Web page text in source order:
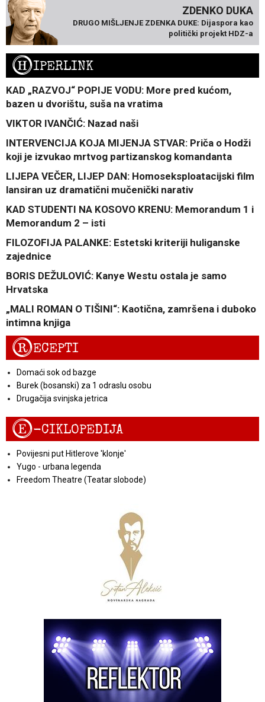
ZDENKO DUKA
DRUGO MIŠLJENJE ZDENKA DUKE: Dijaspora kao
politički projekt HDZ-a
HIPERLINK
KAD „RAZVOJ“ POPIJE VODU: More pred kućom,
bazen u dvorištu, suša na vratima
VIKTOR IVANČIĆ: Nazad naši
INTERVENCIJA KOJA MIJENJA STVAR: Priča o Hodži
koji je izvukao mrtvog partizanskog komandanta
LIJEPA VEČER, LIJEP DAN: Homoseksploatacijski film
lansiran uz dramatični mučenički narativ
KAD STUDENTI NA KOSOVO KRENU: Memorandum 1 i
Memorandum 2 – isti
FILOZOFIJA PALANKE: Estetski kriteriji huliganske
zajednice
BORIS DEŽULOVIĆ: Kanye Westu ostala je samo
Hrvatska
„MALI ROMAN O TIŠINI“: Kaotična, zamršena i duboko
intimna knjiga
RECEPTI
Domaći sok od bazge
Burek (bosanski) za 1 odraslu osobu
Drugačija svinjska jetrica
E-CIKLOPEDIJA
Povijesni put Hitlerove 'klonje'
Yugo - urbana legenda
Freedom Theatre (Teatar slobode)